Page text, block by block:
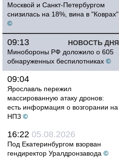
Москвой и Санкт-Петербургом
снизилась на 18%, вина в "Коврах"
©
НОВОСТЬ ДНЯ
09:13
Минобороны РФ доложило о 605
обнаруженных беспилотниках ©
09:04
Ярославль пережил
массированную атаку дронов:
есть информация о возгорании на
НПЗ ©
16:22 05.08.2026
Под Екатеринбургом взорван
гендиректор Уралдронзавода ©